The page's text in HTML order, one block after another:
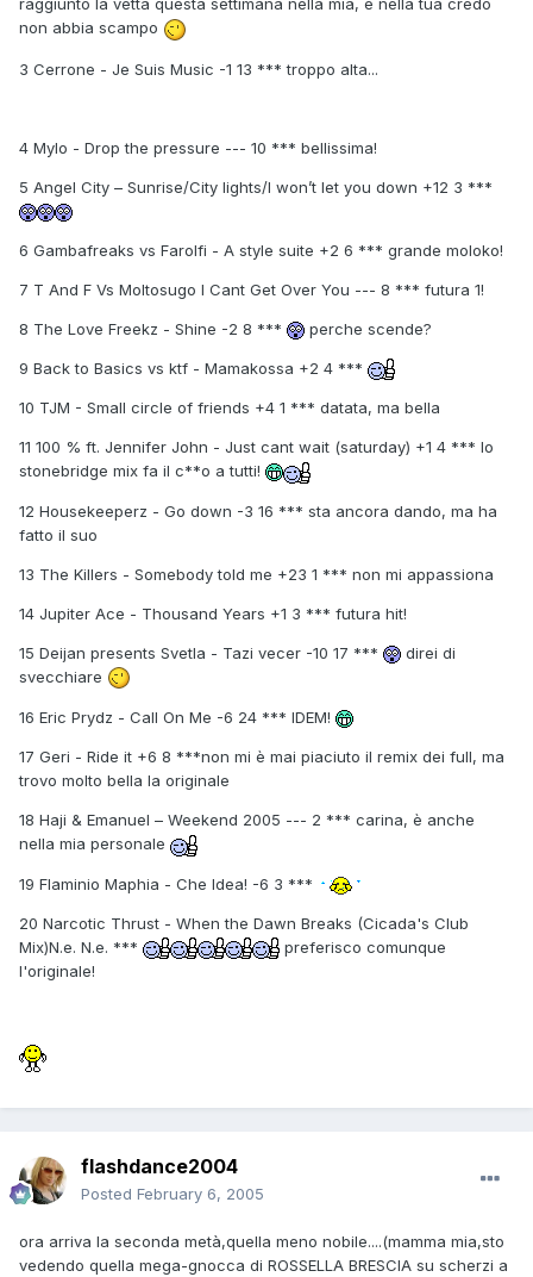
raggiunto la vetta questa settimana nella mia, e nella tua credo
non abbia scampo
3 Cerrone - Je Suis Music -1 13 *** troppo alta...
4 Mylo - Drop the pressure --- 10 *** bellissima!
5 Angel City – Sunrise/City lights/I won’t let you down +12 3 ***
6 Gambafreaks vs Farolfi - A style suite +2 6 *** grande moloko!
7 T And F Vs Moltosugo I Cant Get Over You --- 8 *** futura 1!
8 The Love Freekz - Shine -2 8 *** perche scende?
9 Back to Basics vs ktf - Mamakossa +2 4 ***
10 TJM - Small circle of friends +4 1 *** datata, ma bella
11 100 % ft. Jennifer John - Just cant wait (saturday) +1 4 *** lo
stonebridge mix fa il c**o a tutti!
12 Housekeeperz - Go down -3 16 *** sta ancora dando, ma ha
fatto il suo
13 The Killers - Somebody told me +23 1 *** non mi appassiona
14 Jupiter Ace - Thousand Years +1 3 *** futura hit!
15 Deijan presents Svetla - Tazi vecer -10 17 ***
direi di
svecchiare
16 Eric Prydz - Call On Me -6 24 *** IDEM!
17 Geri - Ride it +6 8 ***non mi è mai piaciuto il remix dei full, ma
trovo molto bella la originale
18 Haji & Emanuel – Weekend 2005 --- 2 *** carina, è anche
nella mia personale
19 Flaminio Maphia - Che Idea! -6 3 ***
20 Narcotic Thrust - When the Dawn Breaks (Cicada's Club
Mix)N.e. N.e. ***
preferisco comunque
l'originale!
flashdance2004
Posted February 6, 2005
ora arriva la seconda metà,quella meno nobile....(mamma mia,sto
vedendo quella mega-gnocca di ROSSELLA BRESCIA su scherzi a